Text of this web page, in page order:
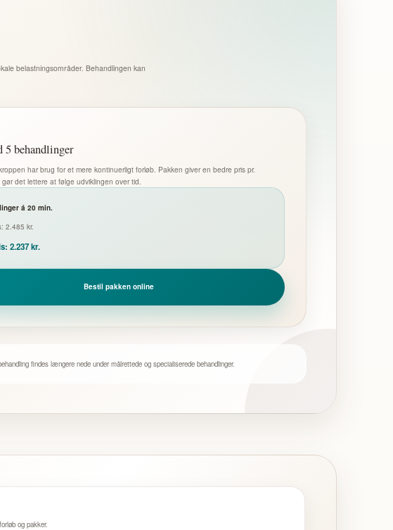
belastningsområder. Behandlingen kan
5 behandlinger
har brug for et mere kontinuerligt forløb. Pakken giver en bedre pris pr.
det lettere at følge udviklingen over tid.
á 20 min.
2.485 kr.
2.237 kr.
Bestil pakken online
findes længere nede under målrettede og specialiserede behandlinger.
og pakker.